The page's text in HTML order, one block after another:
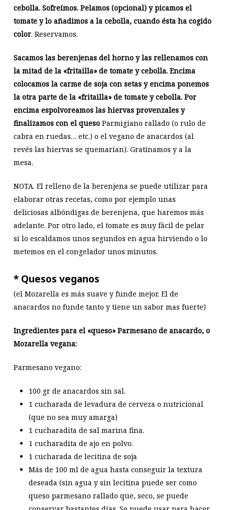
cebolla. Sofreímos. Pelamos (opcional) y picamos el
tomate y lo añadimos a la cebolla, cuando ésta ha cogido
color. Reservamos.
Sacamos las berenjenas del horno y las rellenamos con
la mitad de la «fritailla» de tomate y cebolla. Encima
colocamos la carme de soja con setas y encima ponemos
la otra parte de la «fritailla» de tomate y cebolla. Por
encima espolvoreamos las hiervas provenzales y
finalizamos con el quesoParmigiano rallado (o rulo de
cabra en ruedas… etc.) o el vegano de anacardos (al
revés las hiervas se quemarían). Gratinamos y a la
mesa.
NOTA. El relleno de la berenjena se puede utilizar para
elaborar otras recetas, como por ejemplo unas
deliciosas albóndigas de berenjena, que haremos más
adelante. Por otro lado, el tomate es muy fácil de pelar
si lo escaldamos unos segundos en agua hirviendo o lo
metemos en el congelador unos minutos.
* Quesos veganos
(el Mozarella es más suave y funde mejor. El de
anacardos no funde tanto y tiene un sabor mas fuerte)
Ingredientes para el «queso» Parmesano de anacardo, o
Mozarella vegana:
Parmesano vegano:
100 gr de anacardos sin sal.
1 cucharada de levadura de cerveza o nutricional
(que no sea muy amarga)
1 cucharadita de sal marina fina.
1 cucharadita de ajo en polvo.
1 cucharada de lecitina de soja
Más de 100 ml de agua hasta conseguir la textura
deseada (sin agua y sin lecitina puede ser como
queso parmesano rallado que, seco, se puede